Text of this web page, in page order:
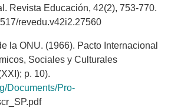
Revista Educación, 42(2), 753-770.
revedu.v42i2.27560
la ONU. (1966). Pacto Internacional
Sociales y Culturales
p. 10).
Documents/Pro-